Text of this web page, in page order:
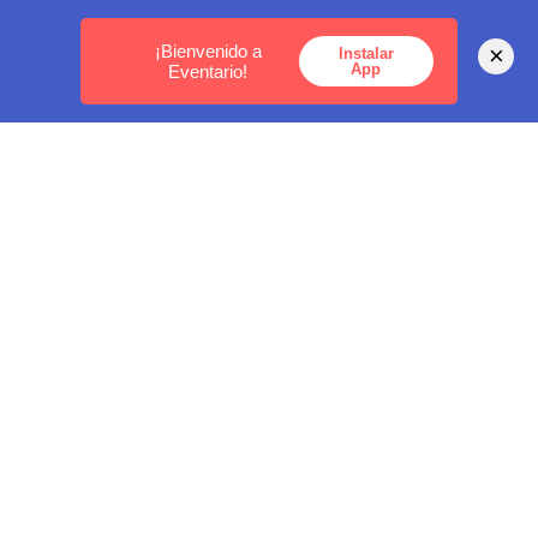
MEDELLÍN - BOGOTÁ - CARTAGENA
¡Bienvenido a
Eventario!
Instalar
App
×